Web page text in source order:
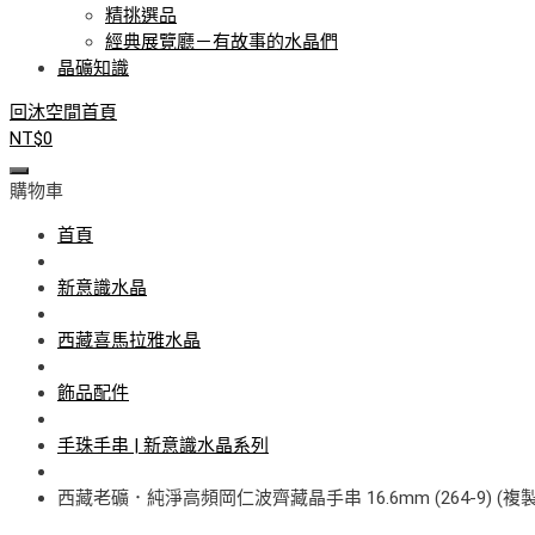
精挑選品
經典展覽廳－有故事的水晶們
晶礦知識
回沐空間首頁
NT$0
購物車
首頁
新意識水晶
西藏喜馬拉雅水晶
飾品配件
手珠手串 | 新意識水晶系列
西藏老礦．純淨高頻岡仁波齊藏晶手串 16.6mm (264-9) (複